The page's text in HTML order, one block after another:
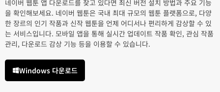
네이버 웹툰 앱 다운로드를 찾고 있다면 최신 버전 설치 방법과 주요 기능
을 확인해보세요. 네이버 웹툰은 국내 최대 규모의 웹툰 플랫폼으로, 다양
한 장르의 인기 작품과 신작 웹툰을 언제 어디서나 편리하게 감상할 수 있
는 서비스입니다. 모바일 앱을 통해 실시간 업데이트 작품 확인, 관심 작품
관리, 다운로드 감상 기능 등을 이용할 수 있습니다.
Windows 다운로드